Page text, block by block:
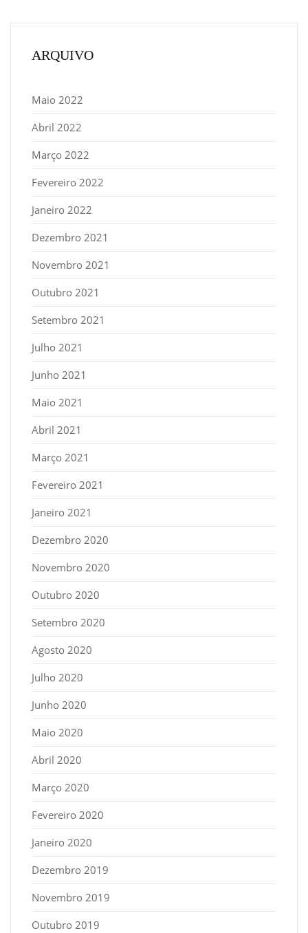
ARQUIVO
Maio 2022
Abril 2022
Março 2022
Fevereiro 2022
Janeiro 2022
Dezembro 2021
Novembro 2021
Outubro 2021
Setembro 2021
Julho 2021
Junho 2021
Maio 2021
Abril 2021
Março 2021
Fevereiro 2021
Janeiro 2021
Dezembro 2020
Novembro 2020
Outubro 2020
Setembro 2020
Agosto 2020
Julho 2020
Junho 2020
Maio 2020
Abril 2020
Março 2020
Fevereiro 2020
Janeiro 2020
Dezembro 2019
Novembro 2019
Outubro 2019